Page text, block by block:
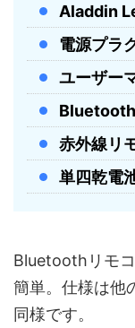
Aladdin
電源プラ
ユーザー
赤外線リ
単四乾電
Bluetoothリモ
簡単。仕様は他
同様です。